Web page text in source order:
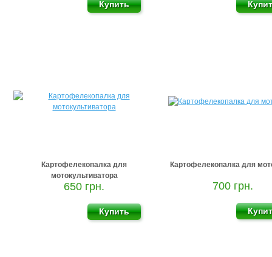
Картофелекопалка для
мотокультиватора
650 грн.
Картофелекопалка для
700 грн.